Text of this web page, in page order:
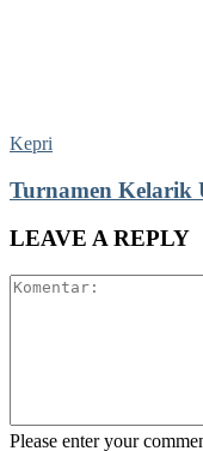
Kepri
Turnamen Kelarik
LEAVE A REPLY
Please enter your